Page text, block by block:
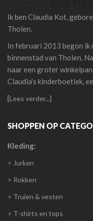
Ik ben Claudia Kot,
Tholen.
In februari 2013 begon ik
binnenstad van Tholen.
naar een groter
Claudia’s kinderboetiek,
[Lees verder...]
SHOPPEN OP
Kleding:
> Jurken
> Rokken
> Truien & vesten
> T-shirts en tops